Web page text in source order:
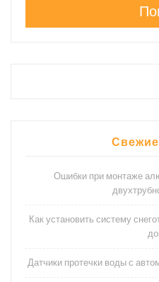
Ошибки при монтаже
Как установить систему
Датчики протечки воды с